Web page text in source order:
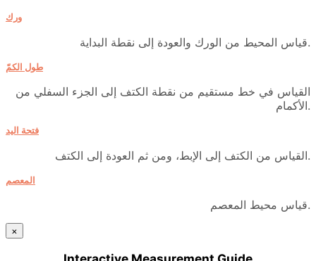
ورك
قياس المحيط من الورك والعودة إلى نقطة البداية.
طول الكمّ
القياس في خط مستقيم من نقطة الكتف إلى الجزء السفلي من
الأكمام.
فتحة اليد
القياس من الكتف إلى الإبط، ومن ثم العودة إلى الكتف.
المعصم
قياس محيط المعصم.
×